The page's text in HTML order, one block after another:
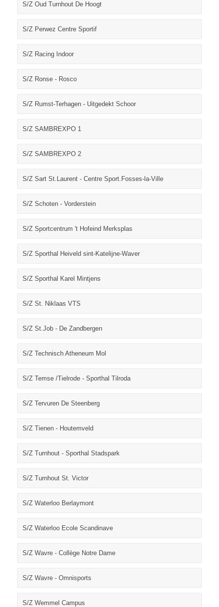
S/Z Oud Turnhout De Hoogt
S/Z Perwez Centre Sportif
S/Z Racing Indoor
S/Z Ronse - Rosco
S/Z Rumst-Terhagen - Uitgedekt Schoor
S/Z SAMBREXPO 1
S/Z SAMBREXPO 2
S/Z Sart St.Laurent - Centre Sport.Fosses-la-Ville
S/Z Schoten - Vorderstein
S/Z Sportcentrum 't Hofeind Merksplas
S/Z Sporthal Heiveld sint-Katelijne-Waver
S/Z Sporthal Karel Mintjens
S/Z St. Niklaas VTS
S/Z St.Job - De Zandbergen
S/Z Technisch Atheneum Mol
S/Z Temse /Tielrode - Sporthal Tilroda
S/Z Tervuren De Steenberg
S/Z Tienen - Houtemveld
S/Z Turnhout - Sporthal Stadspark
S/Z Turnhout St. Victor
S/Z Waterloo Berlaymont
S/Z Waterloo Ecole Scandinave
S/Z Wavre - Collège Notre Dame
S/Z Wavre - Omnisports
S/Z Wemmel Campus